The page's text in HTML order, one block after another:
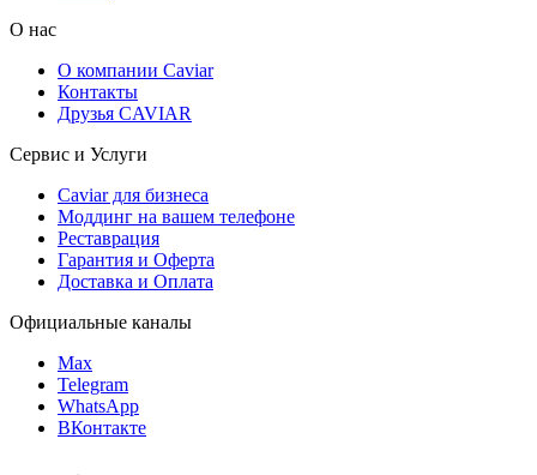
О нас
О компании Caviar
Контакты
Друзья CAVIAR
Сервис и Услуги
Caviar для бизнеса
Моддинг на вашем телефоне
Реставрация
Гарантия и Оферта
Доставка и Оплата
Официальные каналы
Max
Telegram
WhatsApp
ВКонтакте